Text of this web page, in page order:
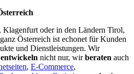
oder in den Ländern Tirol,
Österreich ist echonet für Kunden
und Dienstleistungen. Wir
entwickeln nicht nur, wirberaten auch
, E-Commerce,